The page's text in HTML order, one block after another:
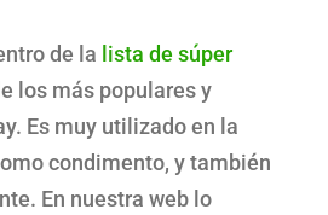
de la lista de súper
los más populares y
Es muy utilizado en la
condimento, y también
En nuestra web lo